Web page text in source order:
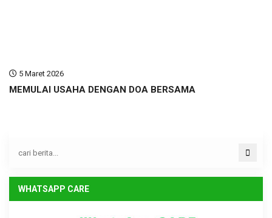
5 Maret 2026
MEMULAI USAHA DENGAN DOA BERSAMA
WHATSAPP CARE